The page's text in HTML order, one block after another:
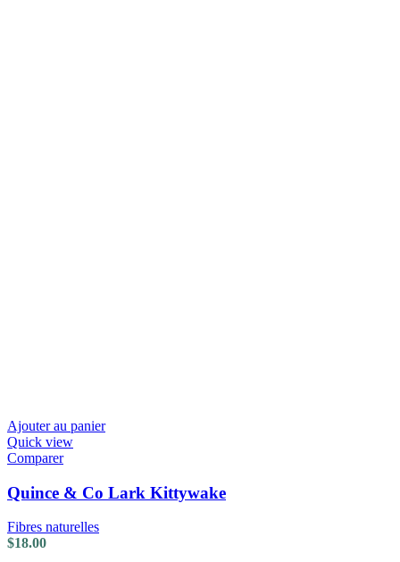
Ajouter au panier
Quick view
Comparer
Quince & Co Lark Kittywake
Fibres naturelles
$18.00